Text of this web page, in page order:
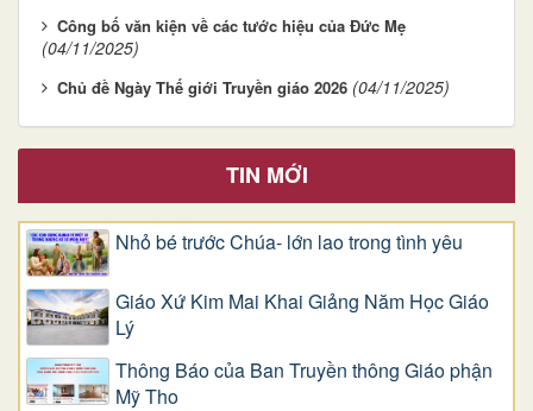
Công bố văn kiện về các tước hiệu của Đức Mẹ
(04/11/2025)
Chủ đề Ngày Thế giới Truyền giáo 2026 (04/11/2025)
TIN MỚI
Nhỏ bé trước Chúa- lớn lao trong tình yêu
Giáo Xứ Kim Mai Khai Giảng Năm Học Giáo
Lý
Thông Báo của Ban Truyền thông Giáo phận
Mỹ Tho